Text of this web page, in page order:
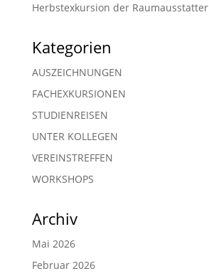
Herbstexkursion der Raumausstatter
Kategorien
AUSZEICHNUNGEN
FACHEXKURSIONEN
STUDIENREISEN
UNTER KOLLEGEN
VEREINSTREFFEN
WORKSHOPS
Archiv
Mai 2026
Februar 2026